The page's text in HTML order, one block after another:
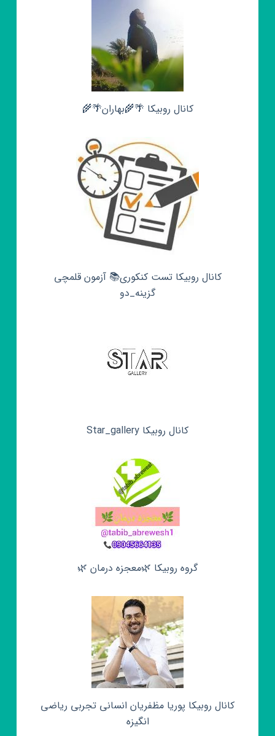
کانال روبیکا 🌴🌾بهاران🌴🌾
کانال روبیکا تست کنکوری📚 آزمون قلمچی‌‌
گزینه_دو
کانال روبیکا Star_gallery
گروه روبیکا 🌿معجزه درمان 🌿
کانال روبیکا پوریا مظفریان انسانی تجربی ریاضی
انگیزه